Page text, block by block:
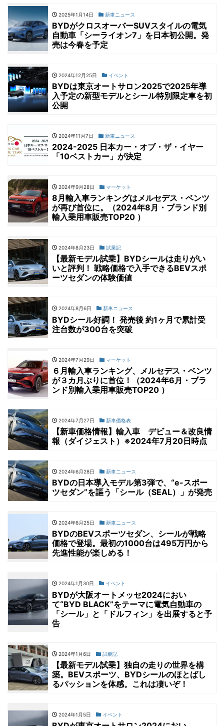
2025年1月14日 新車ニュース
BYDがクロスオーバーSUVスタイルの電気
自動車「シーライオン7」を日本初公開。発
売は今春を予定
2024年12月25日 イベント
BYDは東京オートサロン2025で2025年導
入予定の新型モデルとシール特別限定車を初
公開
2024年11月7日 新車ニュース
2024-2025 日本カー・オブ・ザ・イヤー
「10ベストカー」が決定
2024年9月28日 マーケット
8月輸入車ランキングはメルセデス・ベンツ
が再び首位に。（2024年8月・ブランド別
輸入乗用車販売TOP20 ）
2024年8月23日 試乗記
【最新モデル試乗】BYDシールは走りがい
いと評判！ 戦略価格で入手できるBEVスポ
ーツセダンの体験価値
2024年8月6日 新車ニュース
BYDシール好調！ 発売後 約1ヶ月で累計受
注台数が300台を突破
2024年7月29日 マーケット
６月輸入車ランキング、メルセデス・ベンツ
が３カ月ぶりに首位！（2024年6月・ブラ
ンド別輸入乗用車販売TOP20 ）
2024年7月27日 新車価格表
【新車価格情報】輸入車 デビュー＆改良情
報（ダイジェスト）※2024年7月20日時点
2024年6月28日 新車ニュース
BYDの日本導入モデル第3弾で、“e-スポー
ツセダン”を謳う「シール（SEAL）」が発売
2024年6月25日 新車ニュース
BYDのBEVスポーツセダン、シールが戦略
価格で登場。最初の1000台は495万円から
先進性能が楽しめる！
2024年1月30日 イベント
BYDが大阪オートメッセ2024におい
て“BYD BLACK”をテーマに電気自動車の
「シール」と「ドルフィン」を出展すると予
告
2024年1月6日 試乗記
【最新モデル試乗】独自の走りの世界を構
築。BEVスポーツ、BYDシールのほとばし
るパッションを体感。これは凄いぞ！
2024年1月5日 イベント